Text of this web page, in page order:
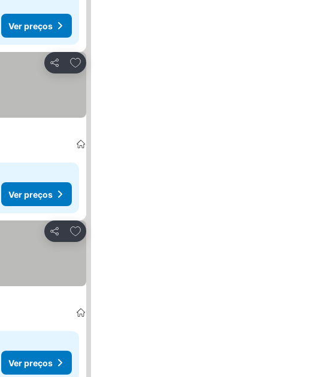
Ver preços
Partilhar
Adicionar aos favoritos
Ver preços
Partilhar
Adicionar aos favoritos
Ver preços